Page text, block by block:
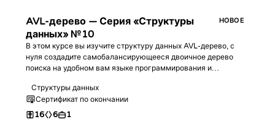
AVL-дерево — Серия «Структуры
данных» №10
НОВОЕ
В этом курсе вы изучите структуру данных AVL-дерево, с
нуля создадите самобалансирующееся двоичное дерево
поиска на удобном вам языке программирования и
Структуры данных
Сертификат по окончании
16 6 1